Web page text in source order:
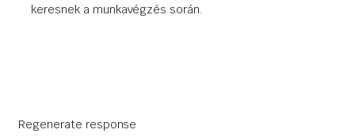
keresnek a munkavégzés során.
Regenerate response